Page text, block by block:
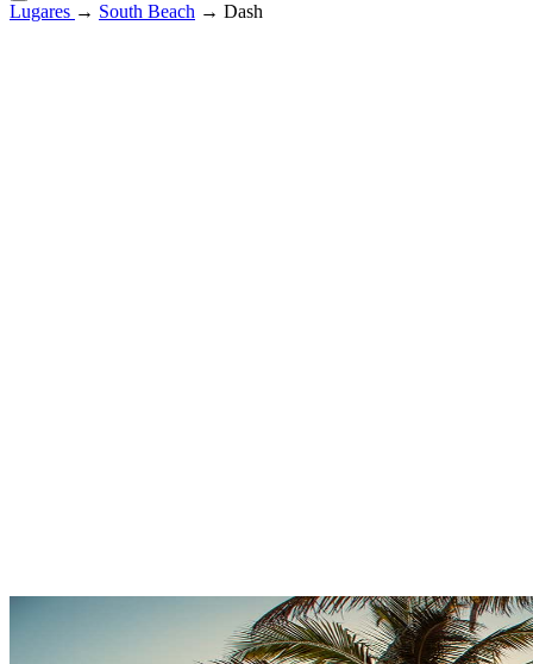
Lugares → South Beach → Dash